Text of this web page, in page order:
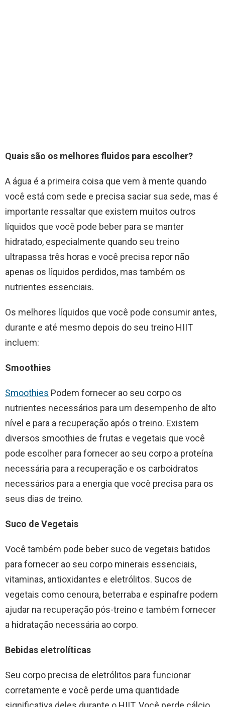
Quais são os melhores fluidos para escolher?
A água é a primeira coisa que vem à mente quando
você está com sede e precisa saciar sua sede, mas é
importante ressaltar que existem muitos outros
líquidos que você pode beber para se manter
hidratado, especialmente quando seu treino
ultrapassa três horas e você precisa repor não
apenas os líquidos perdidos, mas também os
nutrientes essenciais.
Os melhores líquidos que você pode consumir antes,
durante e até mesmo depois do seu treino HIIT
incluem:
Smoothies
Smoothies Podem fornecer ao seu corpo os
nutrientes necessários para um desempenho de alto
nível e para a recuperação após o treino. Existem
diversos smoothies de frutas e vegetais que você
pode escolher para fornecer ao seu corpo a proteína
necessária para a recuperação e os carboidratos
necessários para a energia que você precisa para os
seus dias de treino.
Suco de Vegetais
Você também pode beber suco de vegetais batidos
para fornecer ao seu corpo minerais essenciais,
vitaminas, antioxidantes e eletrólitos. Sucos de
vegetais como cenoura, beterraba e espinafre podem
ajudar na recuperação pós-treino e também fornecer
a hidratação necessária ao corpo.
Bebidas eletrolíticas
Seu corpo precisa de eletrólitos para funcionar
corretamente e você perde uma quantidade